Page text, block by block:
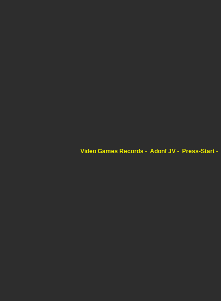
Video Games Records Adonf JV Press-Start